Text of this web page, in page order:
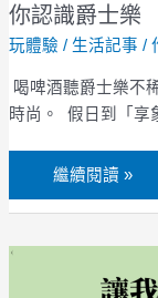
你認識爵士樂
玩體驗 / 生活記事 /
喝啤酒聽爵士樂不
時尚。 假日到「享
豆
餅
你
認
爵
士
繼續閱讀 »